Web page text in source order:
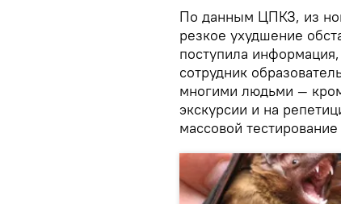
По данным ЦПКЗ, из
резкое ухудшение
поступила
сотрудник
многими людьми —
экскурсии и на
массовой